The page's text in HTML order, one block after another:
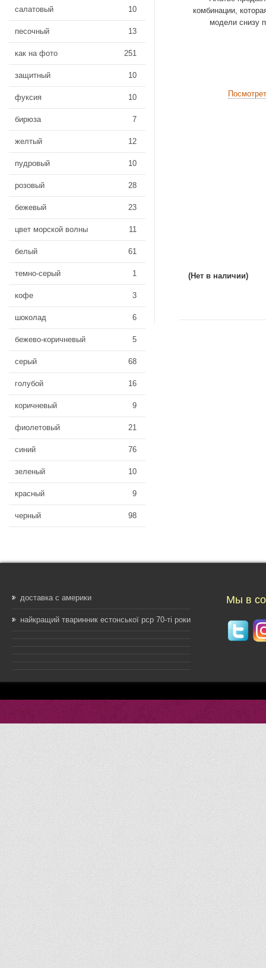
салатовый 10
песочный 13
как на фото 251
защитный 10
фуксия 10
бирюза 7
желтый 12
пудровый 10
розовый 28
бежевый 23
цвет морской волны 11
белый 61
темно-серый 1
кофе 3
шоколад 6
бежево-коричневый 5
серый 68
голубой 16
коричневый 9
фиолетовый 21
синий 76
зеленый 10
красный 9
черный 98
комбинации,
модели снизу
(Нет в наличии)
доставка с америки
найкращий тваринник естонської рср 70-ті роки
Мы в